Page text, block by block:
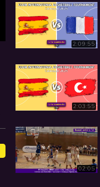
2:09:55
2:03:55
02:05